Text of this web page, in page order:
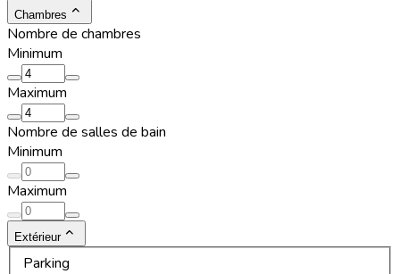
Chambres
Nombre de chambres
Minimum
Maximum
Nombre de salles de bain
Minimum
Maximum
Extérieur
Parking